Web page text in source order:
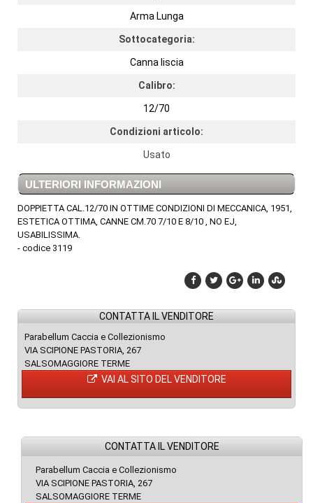
Arma Lunga
Sottocategoria:
Canna liscia
Calibro:
12/70
Condizioni articolo:
Usato
ULTERIORI INFORMAZIONI
DOPPIETTA CAL.12/70 IN OTTIME CONDIZIONI DI MECCANICA, 1951,
ESTETICA OTTIMA, CANNE CM.70 7/10 E 8/10 , NO EJ,
USABILISSIMA.
- codice 3119
CONTATTA IL VENDITORE
Parabellum Caccia e Collezionismo
VIA SCIPIONE PASTORIA, 267
SALSOMAGGIORE TERME
VAI AL SITO DEL VENDITORE
CONTATTA IL VENDITORE
Parabellum Caccia e Collezionismo
VIA SCIPIONE PASTORIA, 267
SALSOMAGGIORE TERME